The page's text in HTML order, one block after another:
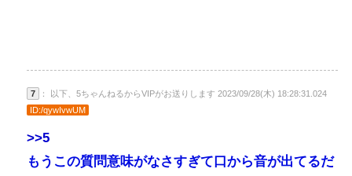
7
： 以下、5ちゃんねるからVIPがお送りします 2023/09/28(木) 18:28:31.024
ID:/qywIvwUM
>>5
もうこの質問意味がなさすぎて口から音が出てるだ